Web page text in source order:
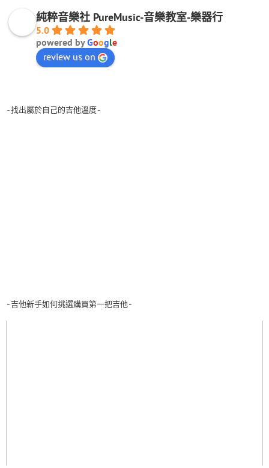
純粹音樂社 PureMusic-音樂教室-樂器行
5.0
powered byGoogle
review us on
-找出屬於自己的吉他溫度-
-吉他新手如何挑選購買第一把吉他-